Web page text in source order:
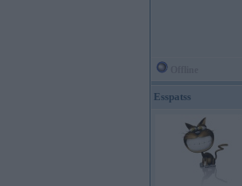
Esspatss